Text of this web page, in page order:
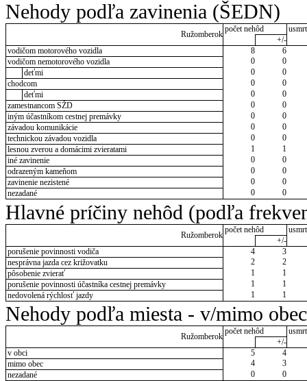
Nehody podľa zavinenia (ŠEDN)
Ružomberok
počet nehôd
+/-
vodičom motorového vozidla
8
6
vodičom nemotorového vozidla
0
0
deťmi
0
0
chodcom
0
0
deťmi
0
0
zamestnancom SŽD
0
0
iným účastníkom cestnej premávky
0
0
závadou komunikácie
0
0
technickou závadou vozidla
0
0
lesnou zverou a domácimi zvieratami
1
1
iné zavinenie
0
0
odrazeným kameňom
0
0
zavinenie nezistené
0
0
nezadané
0 0
Hlavné príčiny nehôd (podľa
Ružomberok
počet nehôd
+/-
porušenie povinnosti vodiča
4
3
nesprávna jazda cez križovatku
2
2
pôsobenie zvierať
1
1
porušenie povinnosti účastníka cestnej premávky
1
1
nedovolená rýchlosť jazdy
1 1
Nehody podľa miesta - v/mimo obec
Ružomberok
počet nehôd
+/-
v obci
5
4
mimo obec
4
3
nezadané
0 0